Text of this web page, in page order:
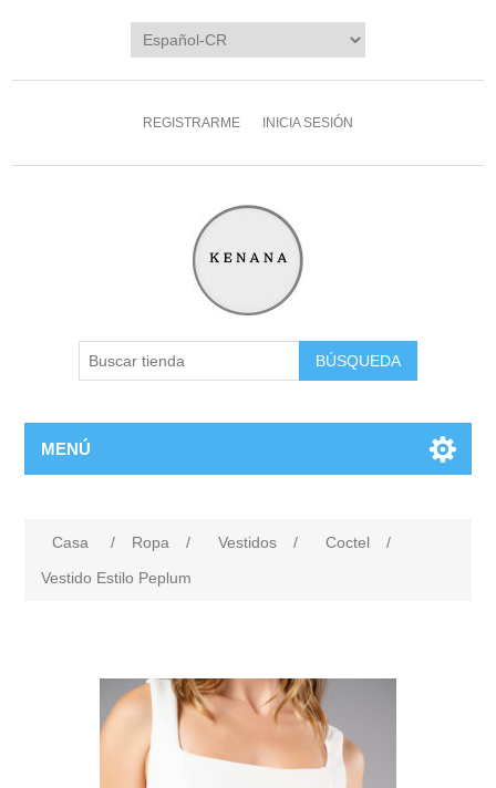
REGISTRARME INICIA SESIÓN
MENÚ
Casa / Ropa / Vestidos / Coctel
/
Vestido Estilo Peplum